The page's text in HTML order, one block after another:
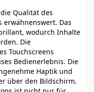
Qualität des
erwähnenswert. Das
wodurch Inhalte
Die
Touchscreens
Bedienerlebnis. Die
Haptik und
über den Bildschirm.